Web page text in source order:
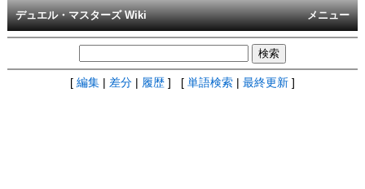
メニュー
デュエル・マスターズ Wiki
[ 編集 差分 履歴 ] [ 単語検索 最終更新 ]